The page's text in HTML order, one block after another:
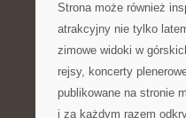
Strona może również
atrakcyjny nie tylko
zimowe widoki w
rejsy, koncerty
publikowane na stronie
i za każdym razem